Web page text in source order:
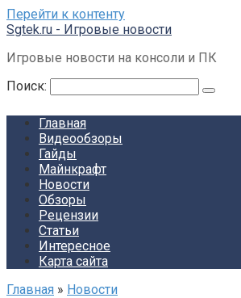
Перейти к контенту
Sgtek.ru - Игровые новости
Игровые новости на консоли и ПК
Поиск:
Главная
Видеообзоры
Гайды
Майнкрафт
Новости
Обзоры
Рецензии
Статьи
Интересное
Карта сайта
Главная » Новости